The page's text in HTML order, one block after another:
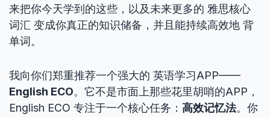
来把你今天学到的这些，以及未来更多的 雅思核心
词汇 变成你真正的知识储备，并且能持续高效地 背
单词。
我向你们郑重推荐一个强大的 英语学习APP——
English ECO。它不是市面上那些花里胡哨的APP，
English ECO 专注于一个核心任务： 高效记忆法。你